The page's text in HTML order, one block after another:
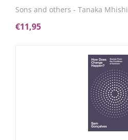
Sons and others - Tanaka Mhishi
€11,95